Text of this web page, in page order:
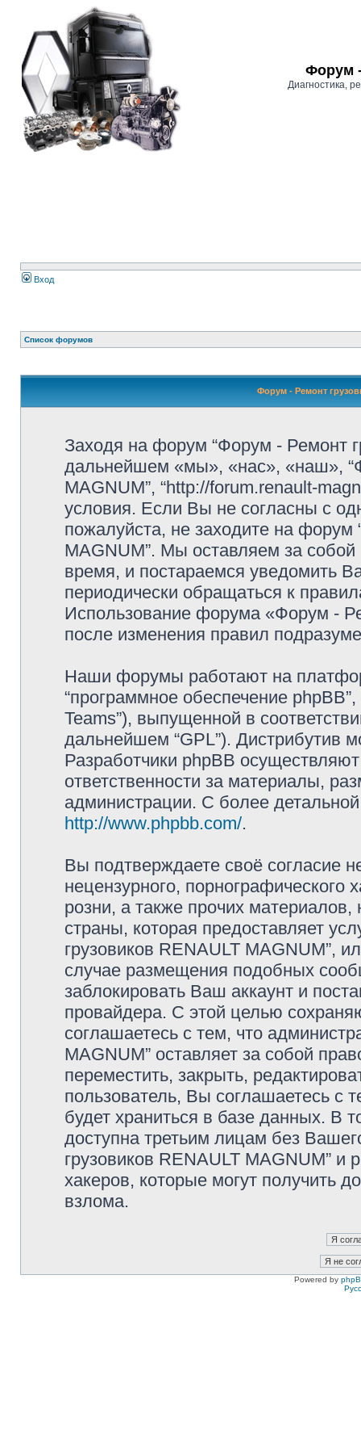
Форум -
Диагностика,
Вход
Список форумов
Форум - Ремонт
Заходя на форум “Форум - Ремонт
дальнейшем «мы», «нас», «наш»,
MAGNUM”, “http://forum.renault-
условия. Если Вы не согласны с
пожалуйста, не заходите на форум
MAGNUM”. Мы оставляем за
время, и постараемся уведомить
периодически обращаться к
Использование форума «Форум -
после изменения правил
Наши форумы работают на
“программное обеспечение
Teams”), выпущенной в
дальнейшем “GPL”). Дистрибутив
Разработчики phpBB
ответственности за материалы,
администрации. С более
http://www.phpbb.com/.
Вы подтверждаете своё согласие
нецензурного, порнографического
розни, а также прочих
страны, которая предоставляет
грузовиков RENAULT MAGNUM”,
случае размещения подобных
заблокировать Ваш аккаунт и
провайдера. С этой целью
соглашаетесь с тем, что
MAGNUM” оставляет за собой
переместить, закрыть,
пользователь, Вы соглашаетесь с
будет храниться в базе данных. В
доступна третьим лицам без
грузовиков RENAULT MAGNUM” и
хакеров, которые могут получить
взлома.
Powered by